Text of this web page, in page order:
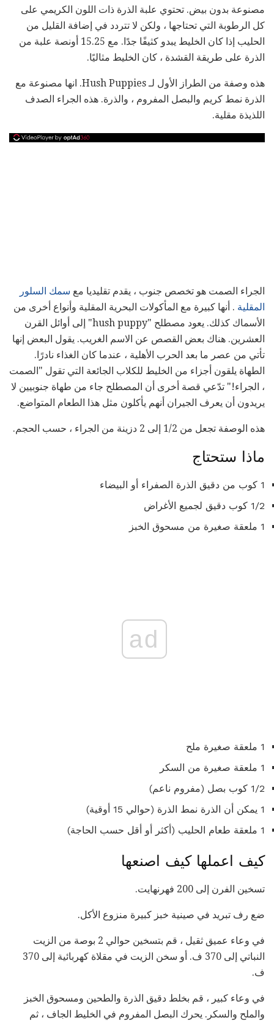
مصنوعة بدون بيض. تحتوي علبة الذرة ذات اللون الكريمي على
كل الرطوبة التي تحتاجها ، ولكن لا تتردد في إضافة القليل من
الحليب إذا كان الخليط يبدو كثيفًا جدًا. مع 15.25 أونصة علبة من
الذرة على طريقة القشدة ، كان الخليط مثاليًا.
هذه وصفة من الطراز الأول لـ Hush Puppies. انها مصنوعة مع
الذرة نمط كريم والبصل المفروم ، والذرة. هذه الجراء الصدف
اللذيذة مقلية.
الجراء الصمت هو تخصص جنوب ، يقدم تقليديا مع سمك السلور
المقلية . أنها كبيرة مع المأكولات البحرية المقلية وأنواع أخرى من
الأسماك كذلك. يعود مصطلح "hush puppy" إلى أوائل القرن
العشرين. هناك بعض القصص عن الاسم الغريب. يقول البعض إنها
تأتي من عصر ما بعد الحرب الأهلية ، عندما كان الغذاء نادرًا.
الطهاة يلقون أجزاء من الخليط للكلاب الجائعة التي تقول "الصمت
، الجراء!" تدّعي قصة أخرى أن المصطلح جاء من طهاة جنوبيين لا
يريدون أن يعرف الجيران أنهم يأكلون مثل هذا الطعام المتواضع.
هذه الوصفة تجعل من 1/2 إلى 2 دزينة من الجراء ، حسب الحجم.
ماذا ستحتاج
1 كوب من دقيق الذرة الصفراء أو البيضاء
1/2 كوب دقيق لجميع الأغراض
1 ملعقة صغيرة من مسحوق الخبز
ad
1 ملعقة صغيرة ملح
1 ملعقة صغيرة من السكر
1/2 كوب بصل (مفروم ناعم)
1 يمكن أن الذرة نمط الذرة (حوالي 15 أوقية)
1 ملعقة طعام الحليب (أكثر أو أقل حسب الحاجة)
كيف اعملها كيف اصنعها
تسخين الفرن إلى 200 فهرنهايت.
ضع رف تبريد في صينية خبز كبيرة منزوع الأكل.
في وعاء عميق ثقيل ، قم بتسخين حوالي 2 بوصة من الزيت
النباتي إلى 370 ف. أو سخن الزيت في مقلاة كهربائية إلى 370
ف.
في وعاء كبير ، قم بخلط دقيق الذرة والطحين ومسحوق الخبز
والملح والسكر. يحرك البصل المفروم في الخليط الجاف ، ثم